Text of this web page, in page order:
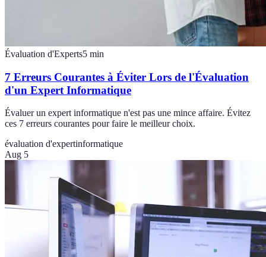
Évaluation d'Experts5 min
7 Erreurs Courantes à Éviter Lors de l'Évaluation
d'un Expert Informatique
Évaluer un expert informatique n'est pas une mince affaire. Évitez
ces 7 erreurs courantes pour faire le meilleur choix.
évaluation d'expertinformatique
Aug 5